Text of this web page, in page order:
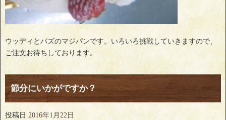
ウッディとバズのマジパンです。いろいろ挑戦していきますので、
ご注文お待ちしております。
節分にいかがですか？
投稿日 2016年1月22日